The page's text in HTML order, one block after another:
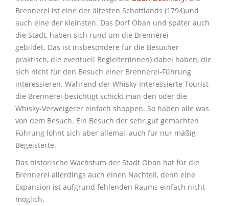
Brennerei ist eine der ältesten Schottlands (1794)und
auch eine der kleinsten. Das Dorf Oban und später auch
die Stadt, haben sich rund um die Brennerei
gebildet. Das ist insbesondere für die Besucher
praktisch, die eventuell Begleiter(innen) dabei haben, die
sich nicht für den Besuch einer Brennerei-Führung
interessieren. Während der Whisky-Interessierte Tourist
die Brennerei besichtigt schickt man den oder die
Whisky-Verweigerer einfach shoppen. So haben alle was
von dem Besuch. Ein Besuch der sehr gut gemachten
Führung lohnt sich aber allemal, auch für nur mäßig
Begeisterte.
Das historische Wachstum der Stadt Oban hat für die
Brennerei allerdings auch einen Nachteil, denn eine
Expansion ist aufgrund fehlenden Raums einfach nicht
möglich.